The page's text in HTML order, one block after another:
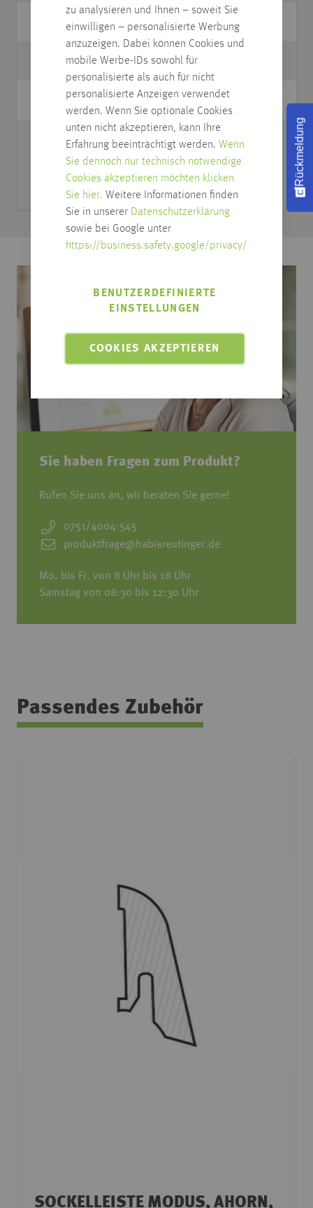
zu analysieren und Ihnen – soweit Sie
einwilligen – personalisierte Werbung
anzuzeigen. Dabei können Cookies und
mobile Werbe-IDs sowohl für
personalisierte als auch für nicht
personalisierte Anzeigen verwendet
werden. Wenn Sie optionale Cookies
unten nicht akzeptieren, kann Ihre
Erfahrung beeinträchtigt werden. Wenn
Sie dennoch nur technisch notwendige
Cookies akzeptieren möchten klicken
Sie hier. Weitere Informationen finden
Sie in unserer Datenschutzerklärung
sowie bei Google unter
https://business.safety.google/privacy/
COOKIES AKZEPTIEREN
BENUTZERDEFINIERTE
EINSTELLUNGEN
Sie haben Fragen zum Produkt?
Rufen Sie uns an, wir beraten Sie gerne!
0751/4004-545
produktfrage@habisreutinger.de
Mo. bis Fr. von 8 Uhr bis 18 Uhr
Samstag von 08:30 bis 12:30 Uhr
Breite cm 7,0
Stärke mm 9,5
passende Leiste 10.015
Pflege
CuraFloor
Parkettboden Pflege
01.908, CuraFloor
Reiniger 01.906
Passendes Zubehör
SOCKELLEISTE MODUS, AHORN,
Rückmeldung